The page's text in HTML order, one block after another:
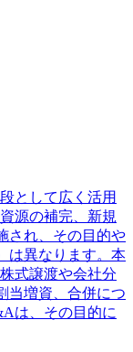
として広く活用
源の補完、新規
され、その目的や
は異なります。本
式譲渡や会社分
当増資、合併につ
は、その目的に